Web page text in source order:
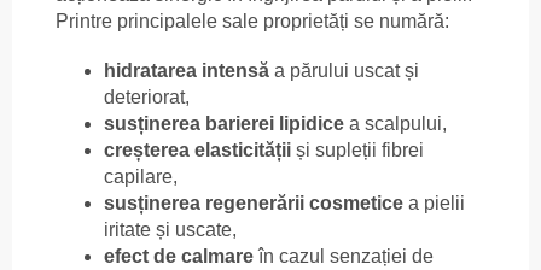
Printre principalele sale proprietăți se numără:
hidratarea intensă a părului uscat și
deteriorat,
susținerea barierei lipidice a scalpului,
creșterea elasticității și supleții fibrei
capilare,
susținerea regenerării cosmetice a pielii
iritate și uscate,
efect de calmareîn cazul senzației de